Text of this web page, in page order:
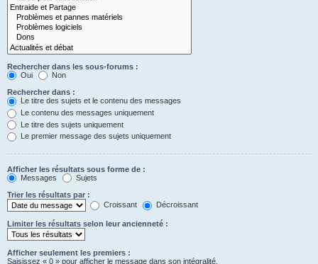
Rechercher dans les sous-forums :
Oui
Non
Rechercher dans :
Le titre des sujets et le contenu des messages
Le contenu des messages uniquement
Le titre des sujets uniquement
Le premier message des sujets uniquement
Afficher les résultats sous forme de :
Messages
Sujets
Trier les résultats par :
Croissant
Décroissant
Limiter les résultats selon leur ancienneté :
Afficher seulement les premiers :
Saisissez « 0 » pour afficher le message dans son intégralité.